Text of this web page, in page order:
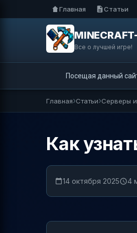
Главная Статьи
Все о лучшей игре!
Посещая данный
Главная Статьи Серверы
Как
14 октября 2025 4